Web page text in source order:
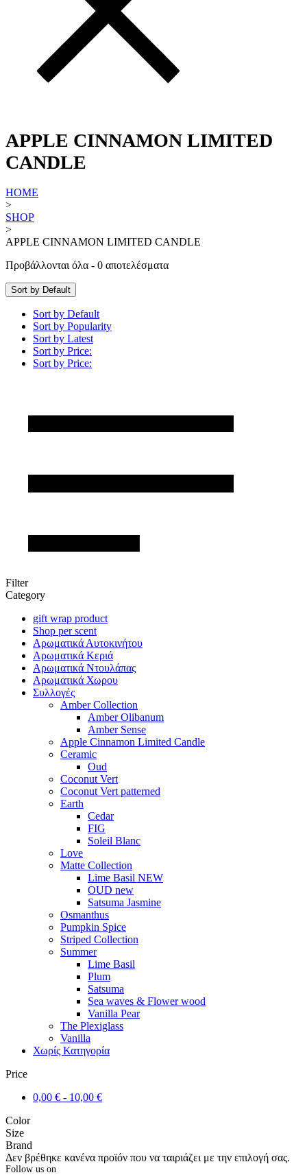
APPLE CINNAMON LIMITED
CANDLE
HOME
>
SHOP
>
APPLE CINNAMON LIMITED CANDLE
Προβάλλονται όλα - 0 αποτελέσματα
Sort by Default
Sort by Default
Sort by Popularity
Sort by Latest
Sort by Price:
Sort by Price:
Filter
Category
gift wrap product
Shop per scent
Αρωματικά Αυτοκινήτου
Αρωματικά Κεριά
Αρωματικά Ντουλάπας
Αρωματικά Χωρου
Συλλογές
Amber Collection
Amber Olibanum
Amber Sense
Apple Cinnamon Limited Candle
Ceramic
Oud
Coconut Vert
Coconut Vert patterned
Earth
Cedar
FIG
Soleil Blanc
Love
Matte Collection
Lime Basil NEW
OUD new
Satsuma Jasmine
Osmanthus
Pumpkin Spice
Striped Collection
Summer
Lime Basil
Plum
Satsuma
Sea waves & Flower wood
Vanilla Pear
The Plexiglass
Vanilla
Χωρίς Κατηγορία
Price
0,00 € - 10,00 €
Color
Size
Brand
Δεν βρέθηκε κανένα προϊόν που να ταιριάζει με την επιλογή σας.
Follow us on